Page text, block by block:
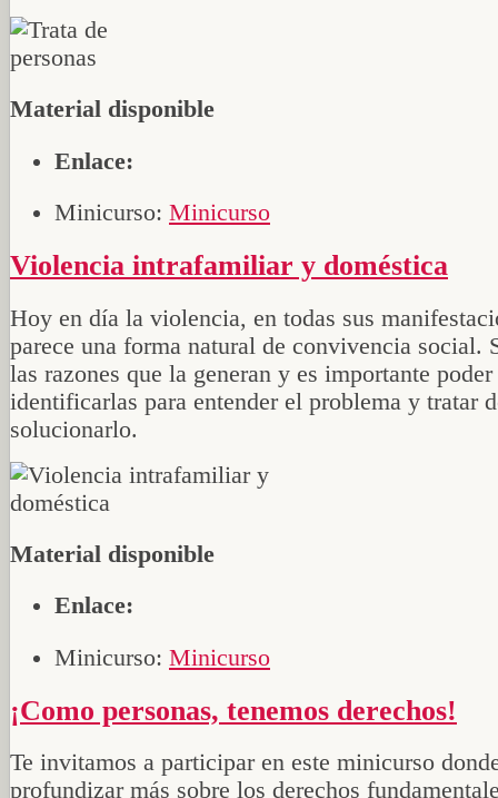
Material disponible
Enlace:
Minicurso: Minicurso
Violencia intrafamiliar y doméstica
Hoy en día la violencia, en todas sus
parece una forma natural de convivencia social.
las razones que la generan y es importante poder
identificarlas para entender el problema y tratar
solucionarlo.
Material disponible
Enlace:
Minicurso: Minicurso
¡Como personas, tenemos derechos!
Te invitamos a participar en este minicurso
profundizar más sobre los derechos